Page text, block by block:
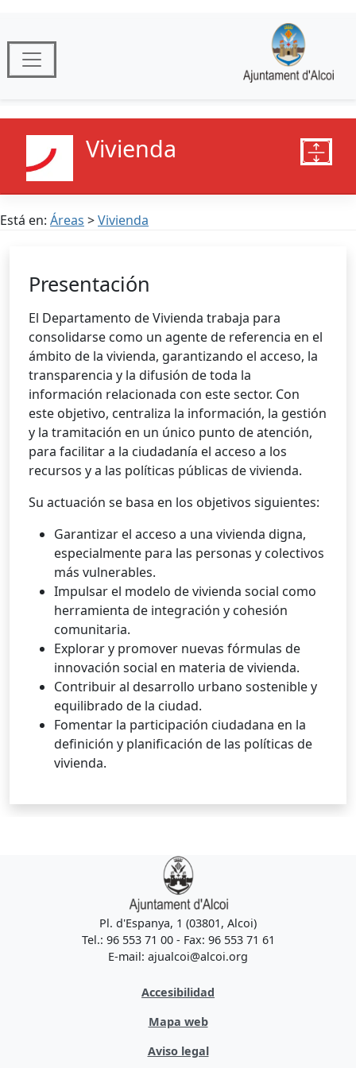
Vivienda
Está en: Áreas >Vivienda
Presentación
El Departamento de Vivienda trabaja para
consolidarse como un agente de referencia en el
ámbito de la vivienda, garantizando el acceso, la
transparencia y la difusión de toda la
información relacionada con este sector. Con
este objetivo, centraliza la información, la gestión
y la tramitación en un único punto de atención,
para facilitar a la ciudadanía el acceso a los
recursos y a las políticas públicas de vivienda.
Su actuación se basa en los objetivos siguientes:
Garantizar el acceso a una vivienda digna,
especialmente para las personas y colectivos
más vulnerables.
Impulsar el modelo de vivienda social como
herramienta de integración y cohesión
comunitaria.
Explorar y promover nuevas fórmulas de
innovación social en materia de vivienda.
Contribuir al desarrollo urbano sostenible y
equilibrado de la ciudad.
Fomentar la participación ciudadana en la
definición y planificación de las políticas de
vivienda.
Pl. d'Espanya, 1 (03801, Alcoi)
Tel.: 96 553 71 00 - Fax: 96 553 71 61
E-mail: ajualcoi@alcoi.org
Accesibilidad
Mapa web
Aviso legal